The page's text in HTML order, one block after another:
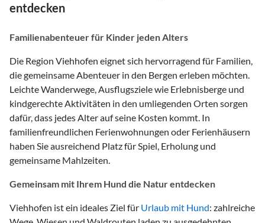
entdecken
Familienabenteuer für Kinder jeden Alters
Die Region Viehhofen eignet sich hervorragend für Familien,
die gemeinsame Abenteuer in den Bergen erleben möchten.
Leichte Wanderwege, Ausflugsziele wie Erlebnisberge und
kindgerechte Aktivitäten in den umliegenden Orten sorgen
dafür, dass jedes Alter auf seine Kosten kommt. In
familienfreundlichen Ferienwohnungen oder Ferienhäusern
haben Sie ausreichend Platz für Spiel, Erholung und
gemeinsame Mahlzeiten.
Gemeinsam mit Ihrem Hund die Natur entdecken
Viehhofen ist ein ideales Ziel für Urlaub mit Hund: zahlreiche